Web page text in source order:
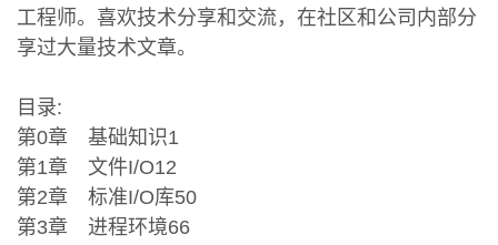
工程师。喜欢技术分享和交流，在社区和公司内部分
享过大量技术文章。
目录:
第0章 基础知识1
第1章 文件I/O12
第2章 标准I/O库50
第3章 进程环境66